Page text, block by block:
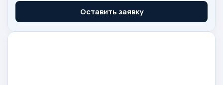
Оставить заявку